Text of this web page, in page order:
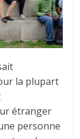
la plupart
étranger
personne